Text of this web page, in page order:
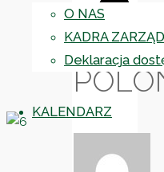
O NAS
KADRA
Deklaracja
KALENDARZ